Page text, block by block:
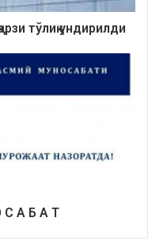
тўлиқ ундирилди
С А Б А Т